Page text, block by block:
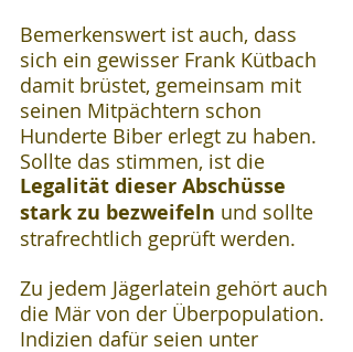
Bemerkenswert ist auch, dass
sich ein gewisser Frank Kütbach
damit brüstet, gemeinsam mit
seinen Mitpächtern schon
Hunderte Biber erlegt zu haben.
Sollte das stimmen, ist die
Legalität dieser Abschüsse
stark zu bezweifeln und sollte
strafrechtlich geprüft werden.
Zu jedem Jägerlatein gehört auch
die Mär von der Überpopulation.
Indizien dafür seien unter